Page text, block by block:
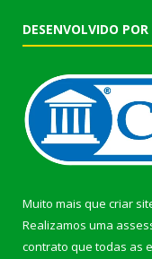
DESENVOLVIDO POR
Muito mais que criar
Realizamos uma
contrato que todas as